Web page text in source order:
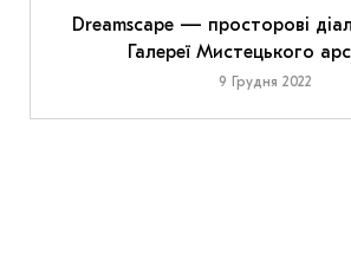
Dreamscape — просторові
Галереї Мистецького
9 Грудня 2022